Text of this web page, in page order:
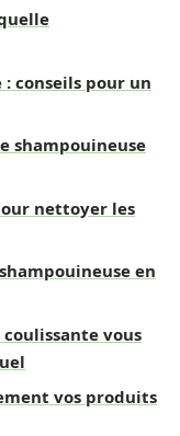
conseils pour un
shampouineuse
nettoyer les
en
vous
vos produits